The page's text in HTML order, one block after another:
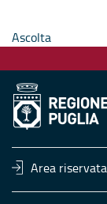
Ascolta
Area riservata